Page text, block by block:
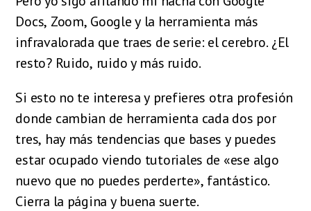
Docs, Zoom, Google y la herramienta más
infravalorada que traes de serie: el cerebro. ¿El
resto? Ruido, ruido y más ruido.
Si esto no te interesa y prefieres otra profesión
donde cambian de herramienta cada dos por
tres, hay más tendencias que bases y puedes
estar ocupado viendo tutoriales de «ese algo
nuevo que no puedes perderte», fantástico.
Cierra la página y buena suerte.